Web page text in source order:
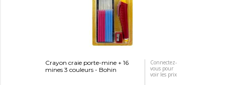
Crayon craie porte-mine + 16
mines 3 couleurs - Bohin
Connectez-
vous pour
voir les prix